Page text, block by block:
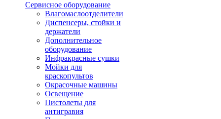
Сервисное оборудование
Влагомаслоотделители
Диспенсеры, стойки и
держатели
Дополнительное
оборудование
Инфракрасные сушки
Мойки для
краскопультов
Окрасочные машины
Освещение
Пистолеты для
антигравия